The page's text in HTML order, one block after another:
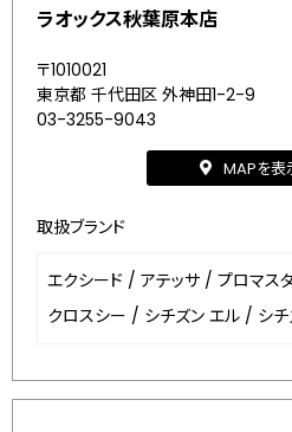
ラオックス秋葉原本店
〒1010021
東京都 千代田区 外神田1-2-9
03-3255-9043
MAPを表
取扱ブランド
エクシード / アテッサ / プロマス
クロスシー / シチズン エル / シ